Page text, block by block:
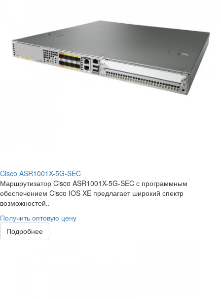
Cisco ASR1001X-5G-SEC
Маршрутизатор Cisco ASR1001X-5G-SEC с программным
обеспечением Cisco IOS XE предлагает широкий спектр
возможностей..
Получить оптовую цену
Подробнее